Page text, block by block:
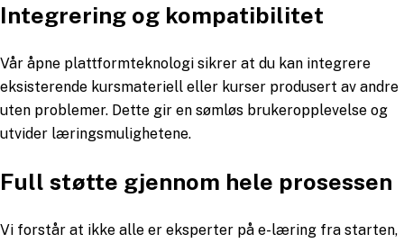
Integrering og kompatibilitet
Vår åpne plattformteknologi sikrer at du kan integrere
eksisterende kursmateriell eller kurser produsert av andre
uten problemer. Dette gir en sømløs brukeropplevelse og
utvider læringsmulighetene.
Full støtte gjennom hele prosessen
Vi forstår at ikke alle er eksperter på e-læring fra starten,